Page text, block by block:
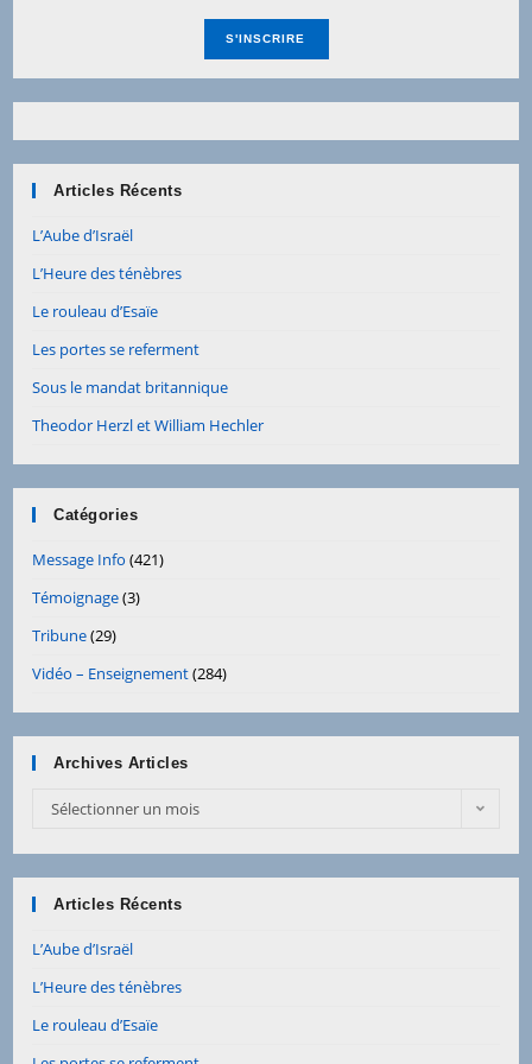
Articles Récents
L’Aube d’Israël
L’Heure des ténèbres
Le rouleau d’Esaïe
Les portes se referment
Sous le mandat britannique
Theodor Herzl et William Hechler
Catégories
Message Info (421)
Témoignage(3)
Tribune(29)
Vidéo – Enseignement(284)
Archives Articles
Sélectionner un mois
Articles Récents
L’Aube d’Israël
L’Heure des ténèbres
Le rouleau d’Esaïe